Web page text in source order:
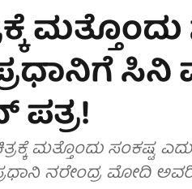
ಮತ್ತೊಂದು
ಮತ್ತೊಂದು ಸಂಕಷ್ಟ
ನರೇಂದ್ರ ಮೋದಿ